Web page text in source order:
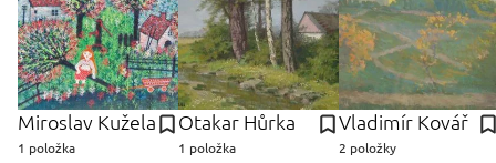
Miroslav Kužela
1 položka
Otakar Hůrka
1 položka
Vladimír Kovář
2 položky